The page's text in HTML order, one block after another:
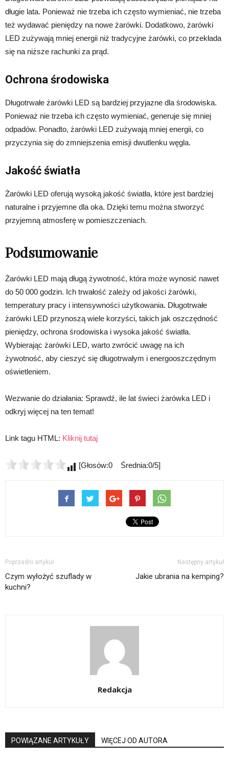
długie lata. Ponieważ nie trzeba ich często wymieniać, nie trzeba
też wydawać pieniędzy na nowe żarówki. Dodatkowo, żarówki
LED zużywają mniej energii niż tradycyjne żarówki, co przekłada
się na niższe rachunki za prąd.
Ochrona środowiska
Długotrwałe żarówki LED są bardziej przyjazne dla środowiska.
Ponieważ nie trzeba ich często wymieniać, generuje się mniej
odpadów. Ponadto, żarówki LED zużywają mniej energii, co
przyczynia się do zmniejszenia emisji dwutlenku węgla.
Jakość światła
Żarówki LED oferują wysoką jakość światła, które jest bardziej
naturalne i przyjemne dla oka. Dzięki temu można stworzyć
przyjemną atmosferę w pomieszczeniach.
Podsumowanie
Żarówki LED mają długą żywotność, która może wynosić nawet
do 50 000 godzin. Ich trwałość zależy od jakości żarówki,
temperatury pracy i intensywności użytkowania. Długotrwałe
żarówki LED przynoszą wiele korzyści, takich jak oszczędność
pieniędzy, ochrona środowiska i wysoka jakość światła.
Wybierając żarówki LED, warto zwrócić uwagę na ich
żywotność, aby cieszyć się długotrwałym i energooszczędnym
oświetleniem.
Wezwanie do działania: Sprawdź, ile lat świeci żarówka LED i
odkryj więcej na ten temat!
Link tagu HTML: Kliknij tutaj
[Głosów:0 Średnia:0/5]
Poprzedni artykuł
Czym wyłożyć szuflady w
kuchni?
Następny artykuł
Jakie ubrania na kemping?
Redakcja
POWIĄZANE ARTYKUŁY WIĘCEJ OD AUTORA